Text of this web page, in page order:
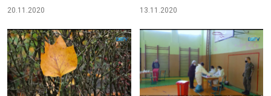
20.11.2020 13.11.2020